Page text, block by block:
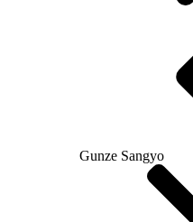
Gunze Sangyo